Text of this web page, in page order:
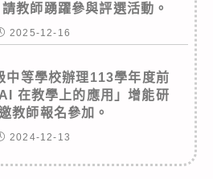
教師踴躍參與評選活動。
2025-12-16
中等學校辦理113學年度前
在教學上的應用」增能研
教師報名參加。
2024-12-13